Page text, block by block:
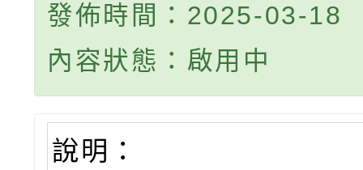
發佈時間：2025-03-18
內容狀態：啟用中
說明：